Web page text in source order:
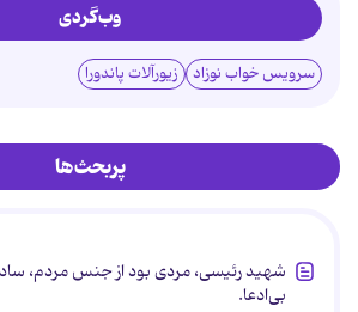
وب‌گردی
سرویس خواب نوزاد زیورآلات پاندورا
پربحث‌ها
شهید رئیسی، مردی بود از جنس مردم،
بی‌ادعا.